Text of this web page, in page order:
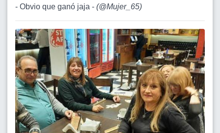
- Obvio que ganó jaja - (@Mujer_65)